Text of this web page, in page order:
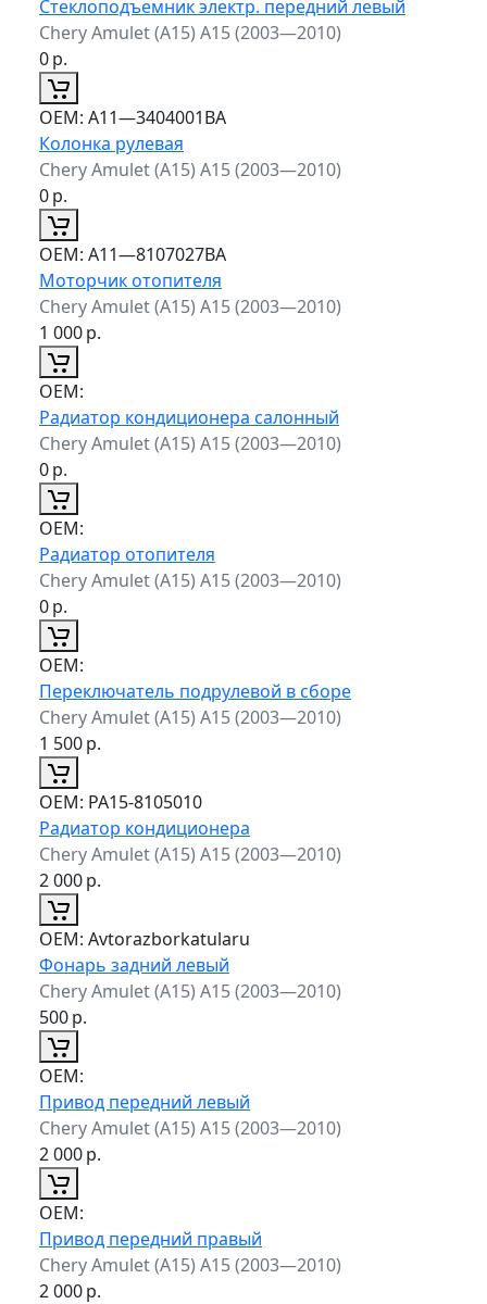
Стеклоподъемник электр. передний левый
Chery Amulet (A15) A15 (2003—2010)
0р.
ОЕМ: A11—3404001BA
Колонка рулевая
Chery Amulet (A15) A15 (2003—2010)
0р.
ОЕМ: A11—8107027BA
Моторчик отопителя
Chery Amulet (A15) A15 (2003—2010)
1 000р.
ОЕМ:
Радиатор кондиционера салонный
Chery Amulet (A15) A15 (2003—2010)
0р.
ОЕМ:
Радиатор отопителя
Chery Amulet (A15) A15 (2003—2010)
0р.
ОЕМ:
Переключатель подрулевой в сборе
Chery Amulet (A15) A15 (2003—2010)
1 500р.
ОЕМ: PA15-8105010
Радиатор кондиционера
Chery Amulet (A15) A15 (2003—2010)
2 000р.
ОЕМ: Avtorazborkatularu
Фонарь задний левый
Chery Amulet (A15) A15 (2003—2010)
500р.
ОЕМ:
Привод передний левый
Chery Amulet (A15) A15 (2003—2010)
2 000р.
ОЕМ:
Привод передний правый
Chery Amulet (A15) A15 (2003—2010)
2 000р.